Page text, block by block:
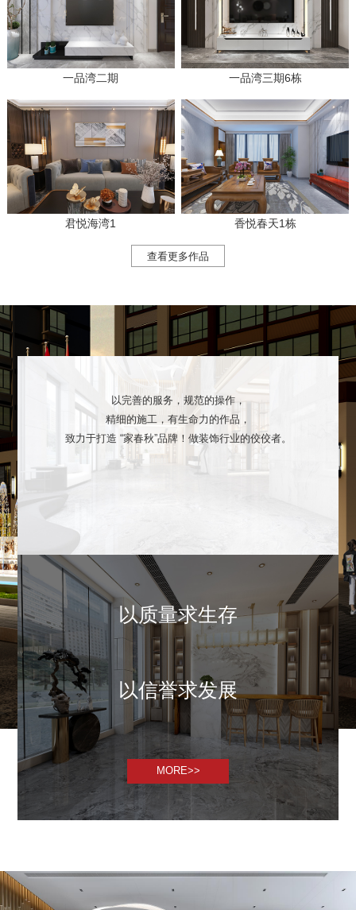
一品湾二期 一品湾三期6栋
君悦海湾1 香悦春天1栋
查看更多作品
以完善的服务，规范的操作，
精细的施工，有生命力的作品，
致力于打造 “家春秋”品牌！做装饰行业的佼佼者。
以质量求生存
以信誉求发展
MORE>>
MORE>>